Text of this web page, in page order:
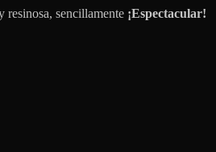
resinosa, sencillamente ¡Espectacular!